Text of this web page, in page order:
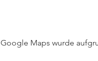
Google Maps wurde